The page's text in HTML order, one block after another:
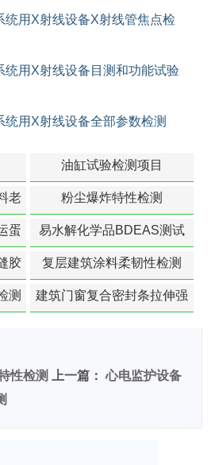
统用X射线设备X射线管焦点检
统用X射线设备目测和功能试验
用X射线设备全部参数检测
油缸试验检测项目
老
粉尘爆炸特性检测
蛋
易水解化学品BDEAS测试
胶
复层建筑涂料柔韧性检测
测
建筑门窗复合密封条拉伸强
性检测 上一篇：心电监护设备